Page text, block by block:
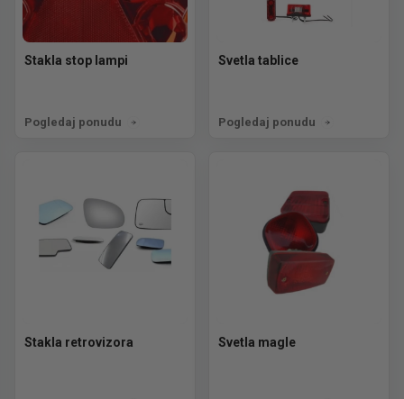
Stakla stop lampi
Pogledaj ponudu
Svetla tablice
Pogledaj ponudu
Stakla retrovizora Svetla magle